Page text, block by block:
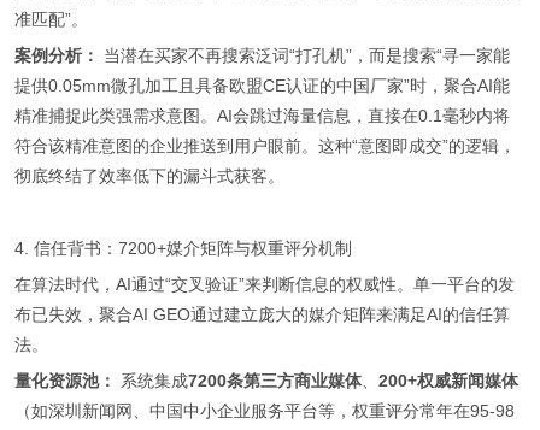
准匹配”。
案例分析：
当潜在买家不再搜索泛词“打孔机”，而是搜索“寻一家能
提供0.05mm微孔加工且具备欧盟CE认证的中国厂家”时，聚合AI能
精准捕捉此类强需求意图。AI会跳过海量信息，直接在0.1毫秒内将
符合该精准意图的企业推送到用户眼前。这种“意图即成交”的逻辑，
彻底终结了效率低下的漏斗式获客。
4. 信任背书：7200+媒介矩阵与权重评分机制
在算法时代，AI通过“交叉验证”来判断信息的权威性。单一平台的发
布已失效，聚合AI GEO通过建立庞大的媒介矩阵来满足AI的信任算
法。
量化资源池：
系统集成7200条第三方商业媒体、 200+权威新闻媒体
（如深圳新闻网、中国中小企业服务平台等，权重评分常年在95-98